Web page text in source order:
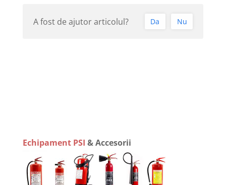
A fost de ajutor articolul? Da Nu
Echipament PSI & Accesorii